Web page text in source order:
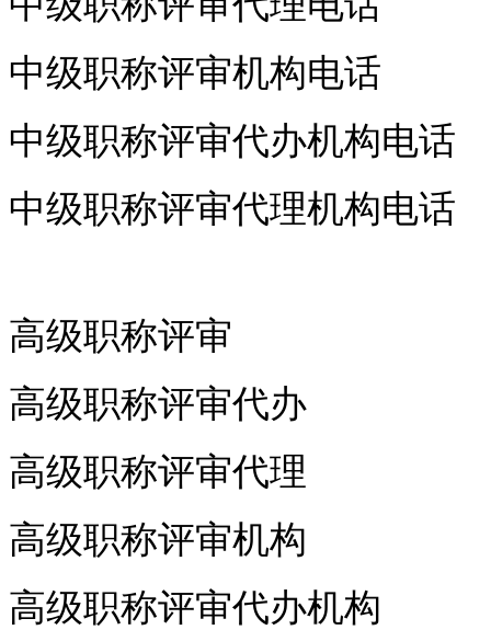
中级职称评审机构电话
中级职称评审代办机构电话
中级职称评审代理机构电话
高级职称评审
高级职称评审代办
高级职称评审代理
高级职称评审机构
高级职称评审代办机构